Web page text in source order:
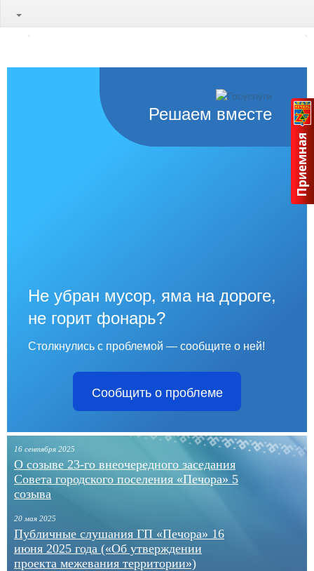
Решаем вместе
Не убран мусор, яма на дороге,
не горит фонарь?
Столкнулись с проблемой — сообщите о ней!
Сообщить о проблеме
16 сентября 2025
О созыве 23-го внеочередного заседания
Совета городского поселения «Печора» 5
созыва
20 мая 2025
Публичные слушания ГП «Печора» 16
июня 2025 года («Об утверждении
проекта межевания территории»)